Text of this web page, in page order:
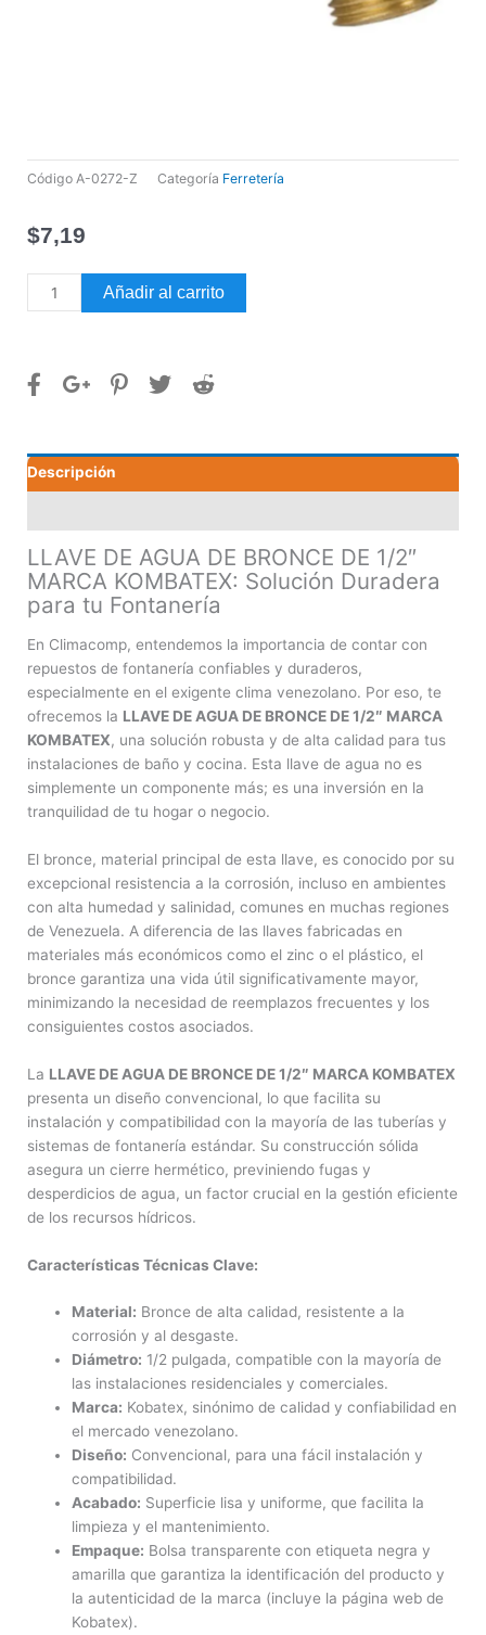
Código A-0272-Z Categoría Ferretería
$7,19
LLAVE
DE
BRONCE
MARCA
KOMBATEX
Añadir al carrito
Descripción
LLAVE DE AGUA DE BRONCE DE 1/2″
MARCA KOMBATEX: Solución Duradera
para tu Fontanería
En Climacomp, entendemos la importancia de contar con
repuestos de fontanería confiables y duraderos,
especialmente en el exigente clima venezolano. Por eso, te
ofrecemos la LLAVE DE AGUA DE BRONCE DE 1/2″ MARCA
KOMBATEX, una solución robusta y de alta calidad para tus
instalaciones de baño y cocina. Esta llave de agua no es
simplemente un componente más; es una inversión en la
tranquilidad de tu hogar o negocio.
El bronce, material principal de esta llave, es conocido por su
excepcional resistencia a la corrosión, incluso en ambientes
con alta humedad y salinidad, comunes en muchas regiones
de Venezuela. A diferencia de las llaves fabricadas en
materiales más económicos como el zinc o el plástico, el
bronce garantiza una vida útil significativamente mayor,
minimizando la necesidad de reemplazos frecuentes y los
consiguientes costos asociados.
La LLAVE DE AGUA DE BRONCE DE 1/2″ MARCA KOMBATEX
presenta un diseño convencional, lo que facilita su
instalación y compatibilidad con la mayoría de las tuberías y
sistemas de fontanería estándar. Su construcción sólida
asegura un cierre hermético, previniendo fugas y
desperdicios de agua, un factor crucial en la gestión eficiente
de los recursos hídricos.
Características Técnicas Clave:
Material: Bronce de alta calidad, resistente a la
corrosión y al desgaste.
Diámetro: 1/2 pulgada, compatible con la mayoría de
las instalaciones residenciales y comerciales.
Marca: Kobatex, sinónimo de calidad y confiabilidad en
el mercado venezolano.
Diseño: Convencional, para una fácil instalación y
compatibilidad.
Acabado: Superficie lisa y uniforme, que facilita la
limpieza y el mantenimiento.
Empaque: Bolsa transparente con etiqueta negra y
amarilla que garantiza la identificación del producto y
la autenticidad de la marca (incluye la página web de
Kobatex).